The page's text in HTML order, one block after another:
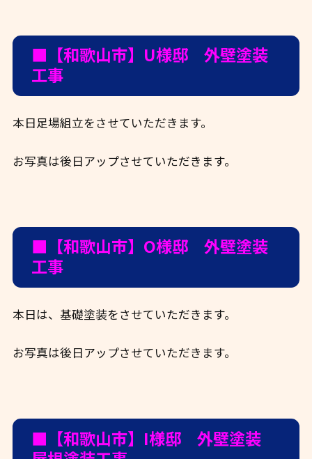
■【和歌山市】U様邸 外壁塗装
工事
本日足場組立をさせていただきます。
お写真は後日アップさせていただきます。
■【和歌山市】O様邸 外壁塗装
工事
本日は、基礎塗装をさせていただきます。
お写真は後日アップさせていただきます。
■【和歌山市】I様邸 外壁塗装